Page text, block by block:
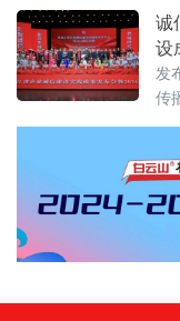
议
业
创
识
履
纷
诚
设
态
发
传
进
以
准